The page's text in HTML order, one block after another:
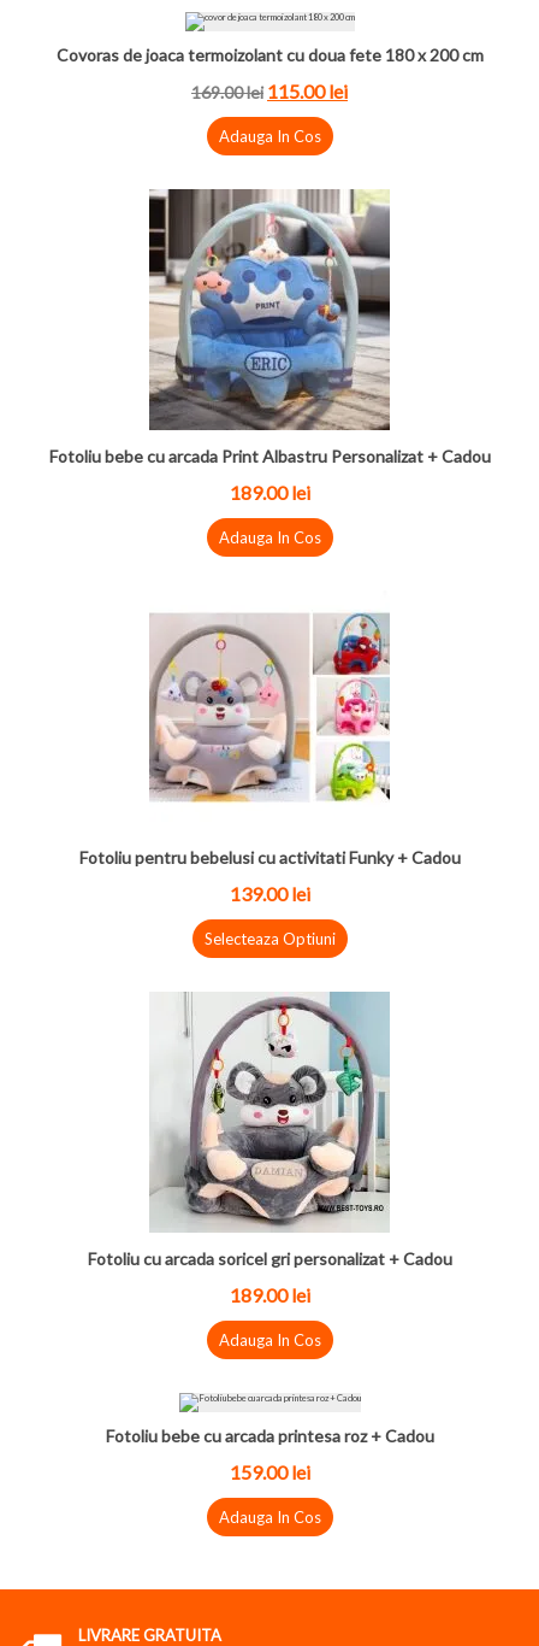
Covoras de joaca termoizolant cu doua fete 180 x 200 cm
169.00 lei 115.00 lei
Adauga In Cos
Fotoliu bebe cu arcada Print Albastru Personalizat + Cadou
189.00 lei
Adauga In Cos
Fotoliu pentru bebelusi cu activitati Funky + Cadou
139.00 lei
Selecteaza Optiuni
Fotoliu cu arcada soricel gri personalizat + Cadou
189.00 lei
Adauga In Cos
Fotoliu bebe cu arcada printesa roz + Cadou
159.00 lei
Adauga In Cos
LIVRARE GRATUITA